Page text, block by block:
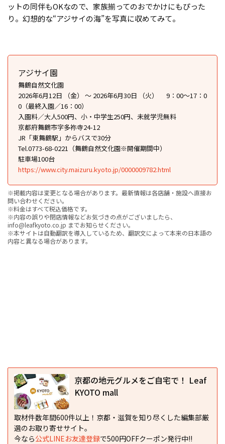
ットの同伴もOKなので、家族揃ってのおでかけにもぴった
り。幻想的な“アジサイの海”を写真に収めてみて。
アジサイ園
舞鶴自然文化園
2026年6月12日 （金） ～ 2026年6月30日 （火） 9：00〜17：0
0（最終入園／16：00）
入園料／大人500円、小・中学生250円、未就学児無料
京都府舞鶴市字多祢寺24-12
JR「東舞鶴駅」からバスで30分
Tel.0773-68-0221（舞鶴自然文化園※開催期間中）
駐車場100台
https://www.city.maizuru.kyoto.jp/0000009782.html
※掲載内容は変更となる場合があります。最新情報は各店舗・施設へ直接お
問い合わせください。
※料金はすべて税込価格です。
※内容の誤りや閉店情報などお気づきの点がございましたら、
info@leafkyoto.co.jp までお知らせください。
※本サイトは自動翻訳を導入しているため、翻訳文によって本来の日本語の
内容と異なる場合があります。
京都の地元グルメをご自宅で！ Leaf
KYOTO mall
取材件数年間600件以上！京都・滋賀を知り尽くした編集部厳
選のお取り寄せサイト。
今なら公式LINEお友達登録で500円OFFクーポン発行中!!